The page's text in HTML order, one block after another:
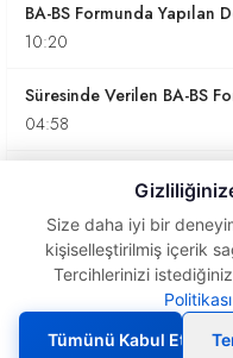
BA-BS Formunda Yapılan
10:20
Süresinde Verilen BA-BS
04:58
Form Ba-Bs İle İlgı̇lı̇
Form Ba-Bs İle İlgı̇lı̇
05:57
Form BA-BS Neden
Beyannamelerinin Verilme
Süresi Nedir?
Size daha iyi bir
kişiselleştirilmiş içerik
Tercihlerinizi
Politikası
Tümünü Kabul Et